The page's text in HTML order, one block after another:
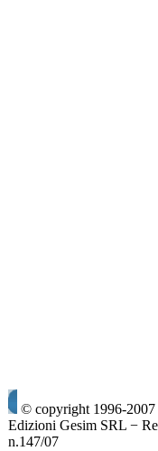
© copyright 1996-
Edizioni Gesim SRL −
n.147/07